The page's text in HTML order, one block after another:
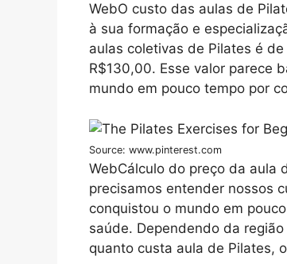
WebO custo das aulas de
à sua formação e
aulas coletivas de Pilates é
R$130,00. Esse valor parece
mundo em pouco tempo por
Source: www.pinterest.com
WebCálculo do preço da aula
precisamos entender nossos
conquistou o mundo em
saúde. Dependendo da
quanto custa aula de Pilates,